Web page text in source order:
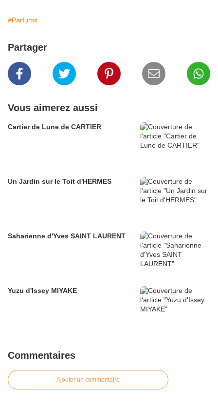
#Parfums
Partager
Vous aimerez aussi
Cartier de Lune de CARTIER
Un Jardin sur le Toit d'HERMES
Saharienne d'Yves SAINT LAURENT
Yuzu d'Issey MIYAKE
Commentaires
Ajouter un commentaire